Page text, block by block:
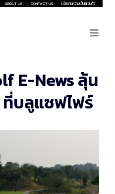
ABOUT US CONTACT US นโยบายความเป็นส่วนตัว
E-News ลุ้น
บลูแซฟไฟร์